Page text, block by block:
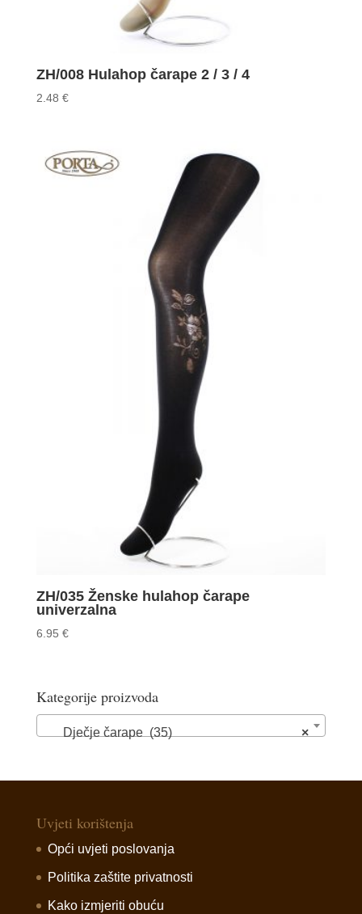
ZH/008 Hulahop čarape 2 / 3 / 4
2.48 €
ZH/035 Ženske hulahop čarape
univerzalna
6.95 €
Kategorije proizvoda
×
Dječje čarape (35)
Uvjeti korištenja
Opći uvjeti poslovanja
Politika zaštite privatnosti
Kako izmjeriti obuću